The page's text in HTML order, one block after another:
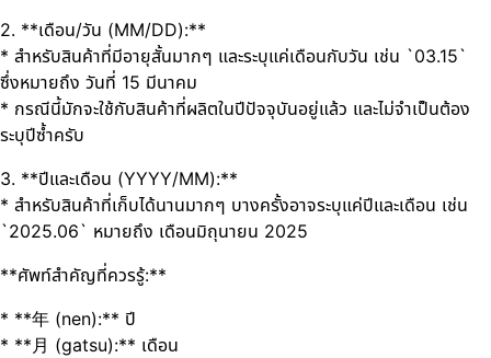
2. **เดือน/วัน (MM/DD):**
* สำหรับสินค้าที่มีอายุสั้นมากๆ และระบุแค่เดือนกับวัน เช่น `03.15`
ซึ่งหมายถึง วันที่ 15 มีนาคม
* กรณีนี้มักจะใช้กับสินค้าที่ผลิตในปีปัจจุบันอยู่แล้ว และไม่จำเป็นต้อง
ระบุปีซ้ำครับ
3. **ปีและเดือน (YYYY/MM):**
* สำหรับสินค้าที่เก็บได้นานมากๆ บางครั้งอาจระบุแค่ปีและเดือน เช่น
`2025.06` หมายถึง เดือนมิถุนายน 2025
**ศัพท์สำคัญที่ควรรู้:**
* **年 (nen):** ปี
* **月 (gatsu):** เดือน